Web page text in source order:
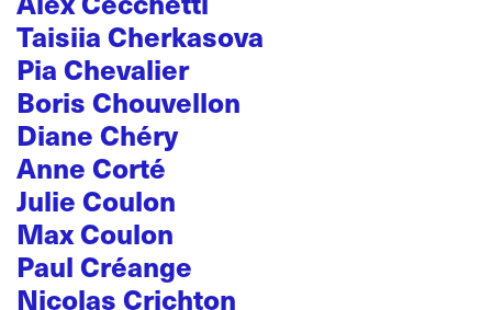
Taisiia Cherkasova
Pia Chevalier
Boris Chouvellon
Diane Chéry
Anne Corté
Julie Coulon
Max Coulon
Paul Créange
Nicolas Crichton